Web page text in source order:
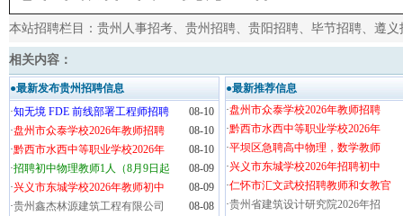
本站招聘栏目： 贵州人事招考、 贵州招聘、 贵阳招聘、 毕节招聘、 遵义
相关内容：
●最新发布贵州招聘信息
·知无境 FDE 前线部署工程师招聘
08-10
·盘州市众泰学校2026年教师招聘
08-10
·黔西市水西中等职业学校2026年
08-10
·招聘初中物理教师1人（8月9日起
08-09
·兴义市东城学校2026年教师初中
08-09
·贵州鑫杰林源建筑工程有限公司
08-08
●最新推荐信息
·盘州市众泰学校2026年教师招聘
·黔西市水西中等职业学校2026年
·平坝区急聘高中物理，数学教师
·兴义市东城学校2026年招聘初中
·仁怀市汇文武校招聘教师和女教官
·贵州省建筑设计研究院2026年招